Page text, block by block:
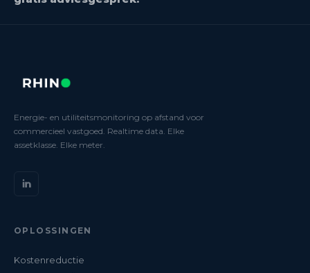
Energie- en utiliteitsmonitoring op afstand voor
commercieel vastgoed. Realtime data. Elke
assetklasse. Elke meter.
OPLOSSINGEN
Kostenreductie